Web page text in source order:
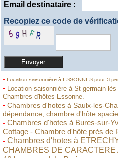
Email destinataire :
Recopiez ce code de
- Location saisonnière à ESSONNES pour 3
- Location saisonnière à St germain
Chambres d'hôtes Essonne.
- Chambres d'hotes à Saulx-les-
dépendance, chambre d'hôte
- Chambres d'hotes à Bures-sur-
Cottage - Chambre d'hôte près de
- Chambres d'hotes à
CHAMBRES DE CARACTERE